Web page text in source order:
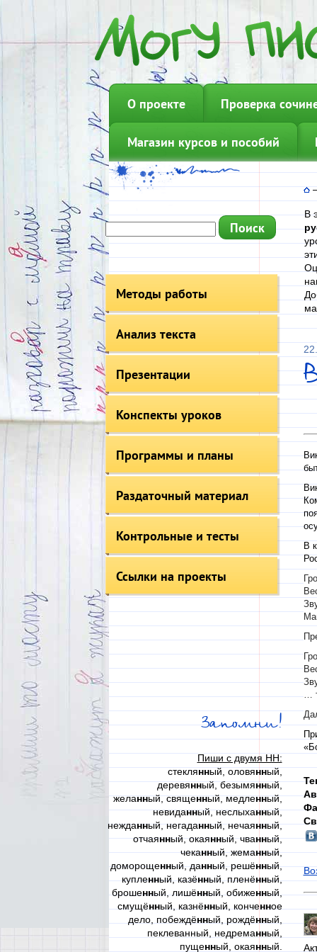
О проекте Проверка
Магазин курсов и пособий
Методы работы
Анализ текста
Презентации
Конспекты уроков
Программы и планы
Раздаточный материал
Контрольные и тесты
Ссылки на проекты
Запомни!
Пиши с двумя НН:
стеклянный, оловянный,
деревянный, безымянный,
желанный, священный, медленный,
невиданный, неслыханный,
нежданный, негаданный, нечаянный,
отчаянный, окаянный, чванный,
чеканный, жеманный,
доморощенный, данный, решённый,
купленный, казённый, пленённый,
брошенный, лишённый, обиженный,
смущённый, казнённый, конченное
дело, побеждённый, рождённый,
пеклеванный, недреманный,
пущенный, окаянный.
В
В
…